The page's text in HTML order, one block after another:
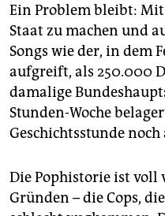
Ein Problem bleibt:
Staat zu machen und
Songs wie der, in dem
aufgreift, als 250.000
damalige
Stunden-Woche
Geschichtsstunde noch
Die Pophistorie ist voll
Gründen – die Cops,